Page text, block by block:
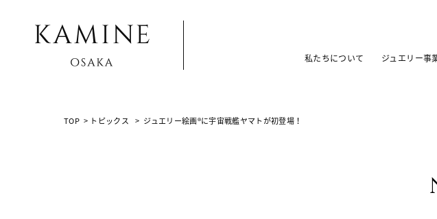
私たちについて ジュエリー事
TOP > トピックス > ジュエリー絵画®に宇宙戦艦ヤマトが初登場！